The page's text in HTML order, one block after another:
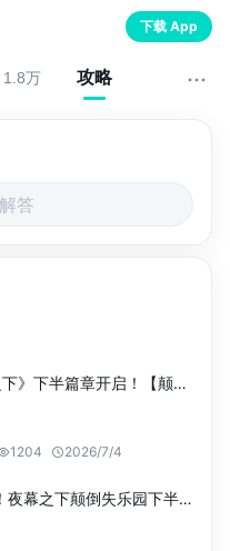
下载 App
1.8万 攻略
《夜幕之下》下半篇章开启！【颠倒失乐园·下】7月9日活动全一览
1204 2026/7/4
7.9上线！夜幕之下颠倒失乐园下半版本速览